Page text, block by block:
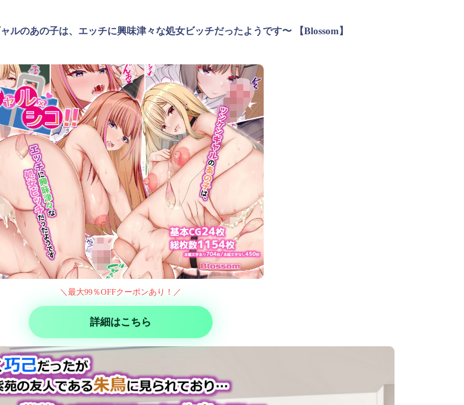
ルのあの子は、エッチに興味津々な処女ビッチだったようです〜 【Blossom】
＼最大99％OFFクーポンあり！／
詳細はこちら